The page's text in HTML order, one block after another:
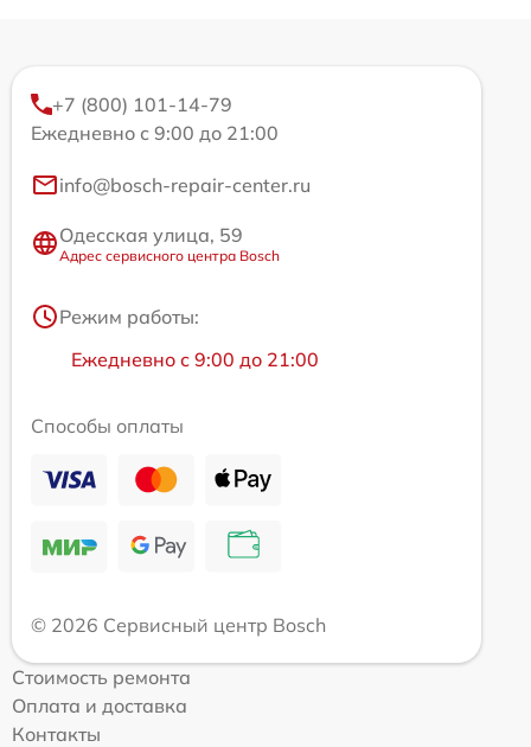
+7 (800) 101-14-79
Ежедневно с 9:00 до 21:00
info@bosch-repair-center.ru
Одесская улица, 59
Адрес сервисного центра Bosch
Режим работы:
Ежедневно с 9:00 до 21:00
Способы оплаты
© 2026 Сервисный центр Bosch
Стоимость ремонта
Оплата и доставка
Контакты